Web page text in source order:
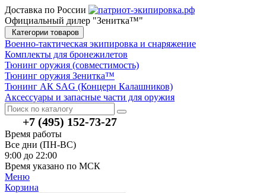
Доставка по России
Официальный дилер "Зенитка™"
Категории товаров
Военно-тактическая экипировка и снаряжение
Комплекты для бронежилетов
Тюнинг оружия (совместимость)
Тюнинг оружия Зенитка™
Тюнинг АК SAG (Концерн Калашников)
Аксессуары и запасные части для оружия
+7 (495) 152-73-27
Время работы
Все дни (ПН-ВС)
9:00 до 22:00
Время указано по МСК
Меню
Корзина